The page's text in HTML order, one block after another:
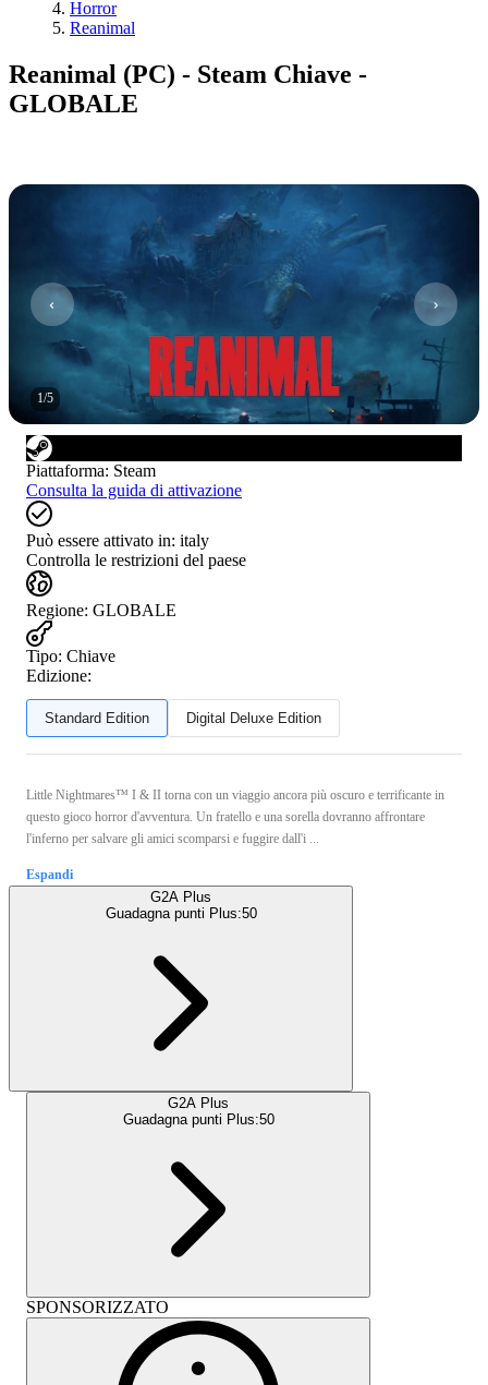
Horror
Reanimal
Reanimal (PC) - Steam Chiave -
GLOBALE
1/5
Piattaforma: Steam
Consulta la guida di attivazione
Può essere attivato in: italy
Controlla le restrizioni del paese
Regione: GLOBALE
Tipo: Chiave
Edizione:
Standard Edition Digital Deluxe Edition
Little Nightmares™ I & II torna con un viaggio ancora più oscuro e terrificante in
questo gioco horror d'avventura. Un fratello e una sorella dovranno affrontare
l'inferno per salvare gli amici scomparsi e fuggire dall'i ...
Espandi
G2A Plus
Guadagna punti Plus:50
G2A Plus
Guadagna punti Plus:50
SPONSORIZZATO